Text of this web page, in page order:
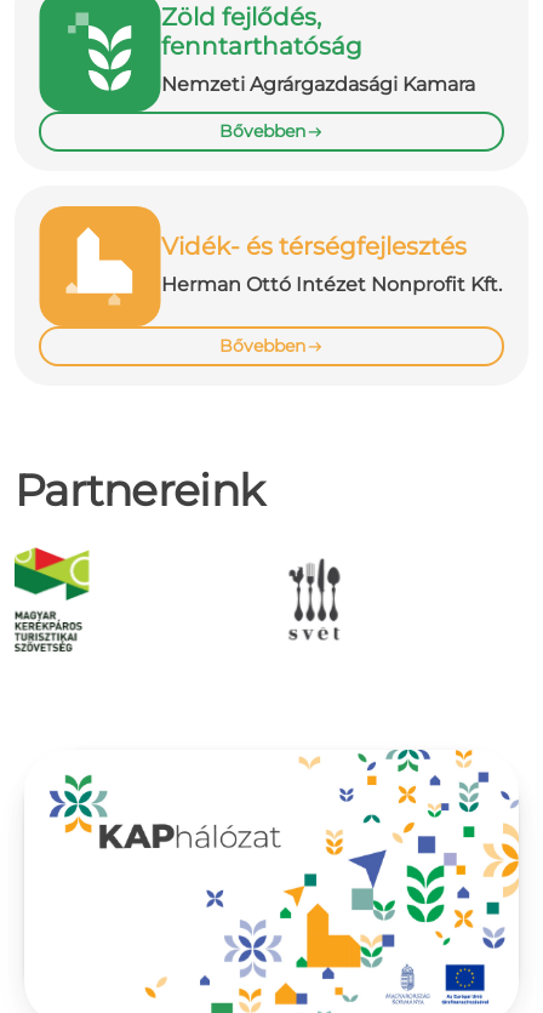
Zöld fejlődés,
fenntarthatóság
Nemzeti Agrárgazdasági Kamara
Bővebben
Vidék- és térségfejlesztés
Herman Ottó Intézet Nonprofit Kft.
Bővebben
Partnereink